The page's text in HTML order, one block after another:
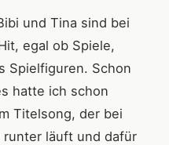
und Tina sind bei
egal ob Spiele,
Spielfiguren. Schon
hatte ich schon
Titelsong, der bei
runter läuft und dafür